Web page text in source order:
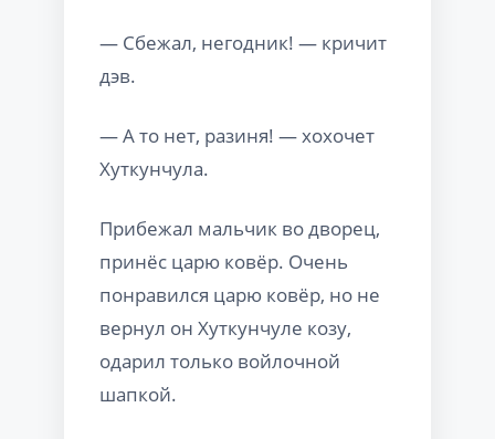
— Сбежал, негодник! — кричит
дэв.
— А то нет, разиня! — хохочет
Хуткунчула.
Прибежал мальчик во дворец,
принёс царю ковёр. Очень
понравился царю ковёр, но не
вернул он Хуткунчуле козу,
одарил только войлочной
шапкой.